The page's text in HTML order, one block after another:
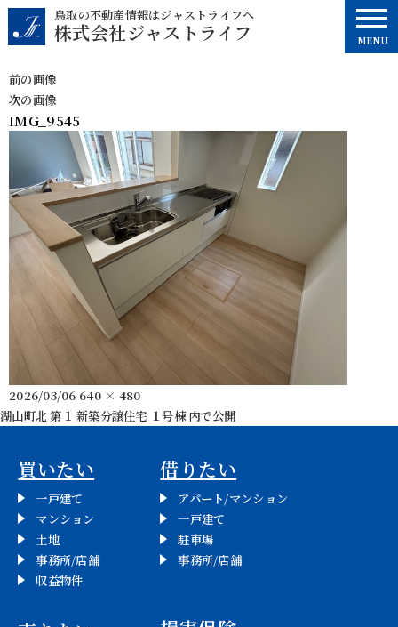
コ
テ
ツ
へ
ス
プ
鳥取の不動産情報はジャストライフへ
株式会社ジャストライフ MENU
前の画像
次の画像
IMG_9545
投
稿
2026/03/06 フ
ル
ズ
640 × 480
投
稿
ナ
ビ
ゲ
湖山町北 第１ 新築分譲住宅 １号棟 内で公開
買いたい
一戸建て
マンション
土地
事務所/店舗
収益物件
借りたい
アパート/マンション
一戸建て
駐車場
事務所/店舗